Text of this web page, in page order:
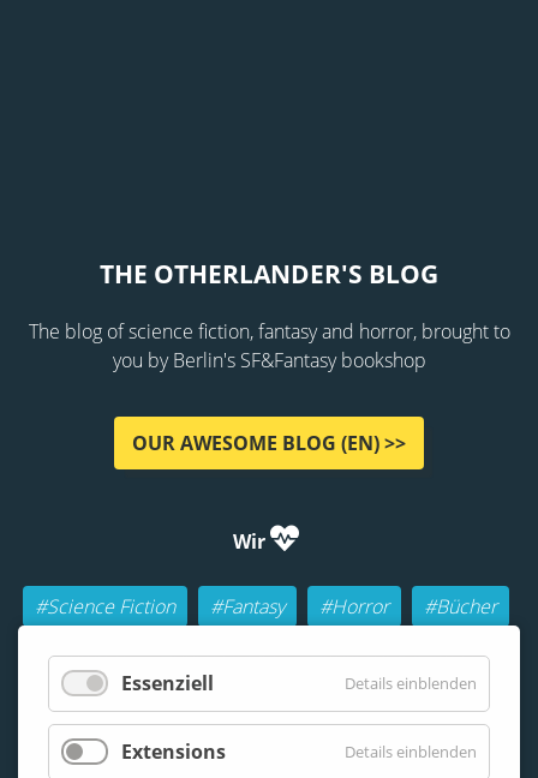
THE OTHERLANDER'S BLOG
The blog of science fiction, fantasy and horror, brought to
you by Berlin's SF&Fantasy bookshop
OUR AWESOME BLOG (EN) >>
Wir
#Science Fiction #Fantasy #Horror
#Bücher
#Autoren
#Buch-Geeks
#Rollenspiele (RPGs)
Essenziell Details einblenden
Extensions Details einblenden